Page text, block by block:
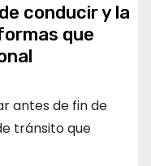
conducir y la
que
antes de fin de
tránsito que